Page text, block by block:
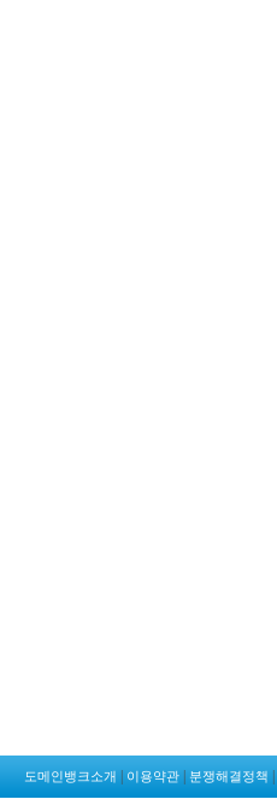
도메인뱅크소개 이용약관 분쟁해결정책